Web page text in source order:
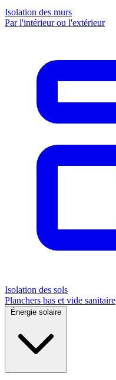
Isolation des murs
Par l'intérieur ou l'extérieur
Isolation des sols
Planchers bas et vide sanitaire